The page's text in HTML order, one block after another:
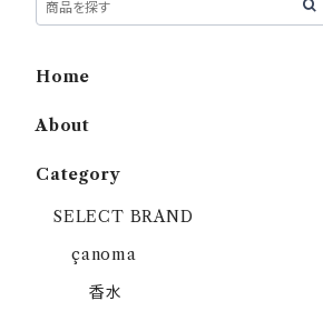
Home
About
Category
SELECT BRAND
çanoma
香水